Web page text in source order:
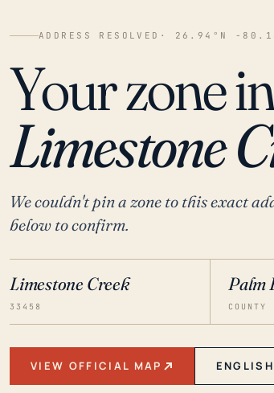
ADDRESS RESOLVED · 26.94°N -
Your zone
Limestone
We couldn't pin a zone to this exact
below to confirm.
Limestone Creek
33458
Palm
COUNTY
VIEW OFFICIAL MAP ENGLISH